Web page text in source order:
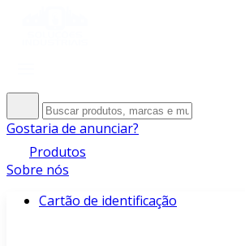
Gostaria de anunciar?
Produtos
Sobre nós
Cartão de identificação